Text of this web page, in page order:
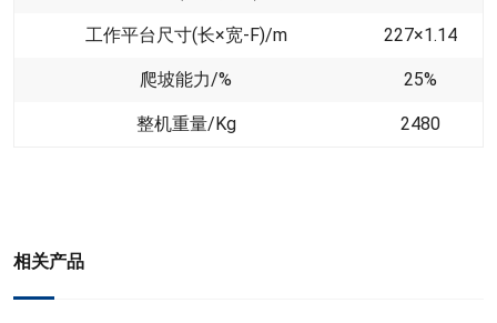
工作平台尺寸(长×宽-F)/m 227×1.14
爬坡能力/% 25%
整机重量/Kg 2480
相关产品